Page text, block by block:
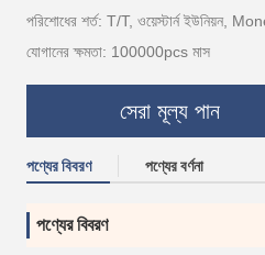
পরিশোধের শর্ত: T/T, ওয়েস্টার্ন ইউনিয়ন,
যোগানের ক্ষমতা: 100000pcs মাস
সেরা মূল্য পান
পণ্যের বিবরণ পণ্যের বর্ণনা
পণ্যের বিবরণ